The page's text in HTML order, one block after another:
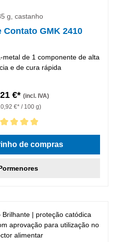
g, castanho
Contato GMK 2410
de 1 componente de alta
e de cura rápida
€* (incl. IVA)
€* / 100 g)
5 de 5 estrelas
de compras